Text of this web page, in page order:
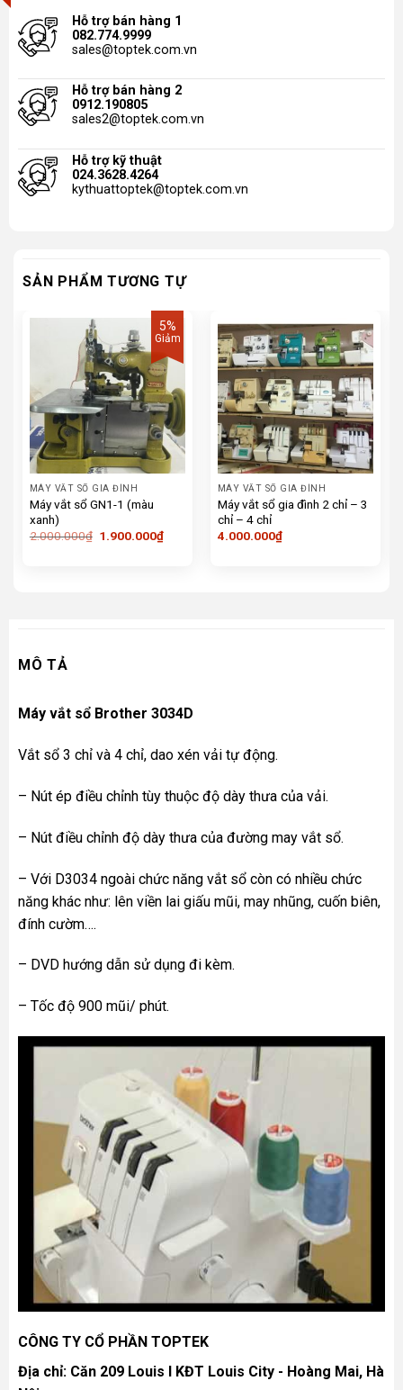
Hỗ trợ bán hàng 1
082.774.9999
sales@toptek.com.vn
Hỗ trợ bán hàng 2
0912.190805
sales2@toptek.com.vn
Hỗ trợ kỹ thuật
024.3628.4264
kythuattoptek@toptek.com.vn
SẢN PHẨM TƯƠNG TỰ
5%
Giảm
MÁY VẮT SỔ GIA ĐÌNH
Máy vắt sổ GN1-1 (màu
xanh)
2.000.000₫ Giá
1.900.000₫Giá
hiện
MÁY VẮT SỔ GIA ĐÌNH
Máy vắt sổ gia đình 2 chỉ – 3
chỉ – 4 chỉ
4.000.000₫
MÔ TẢ
Máy vắt sổ Brother 3034D
Vắt sổ 3 chỉ và 4 chỉ, dao xén vải tự động.
– Nút ép điều chỉnh tùy thuộc độ dày thưa của vải.
– Nút điều chỉnh độ dày thưa của đường may vắt sổ.
– Với D3034 ngoài chức năng vắt sổ còn có nhiều chức
năng khác như: lên viền lai giấu mũi, may nhũng, cuốn biên,
đính cườm….
– DVD hướng dẫn sử dụng đi kèm.
– Tốc độ 900 mũi/ phút.
CÔNG TY CỔ PHẦN TOPTEK
Địa chỉ: Căn 209 Louis I KĐT Louis City - Hoàng Mai, Hà